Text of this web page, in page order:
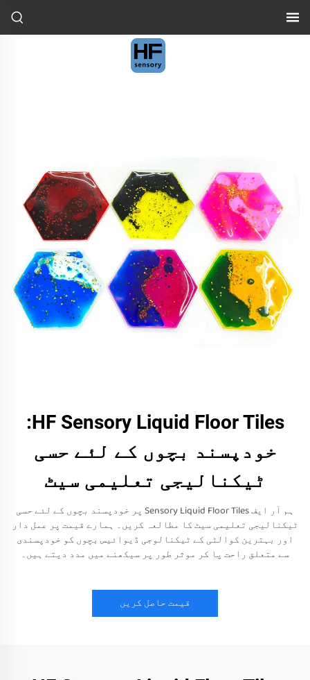
HF Sensory Liquid Floor Tiles:
خودپسند بچوں کے لئے حسی
ٹیکنالیجی تعلیمی سیٹ
ہم آر ایف Sensory Liquid Floor Tiles پر خودپسند بچوں کے لئے حسی
ٹیکنالیجی تعلیمی سیٹ کا مطالعہ کریں۔ ہمارے قیمت پر عمل دار
اور بہترین کوالٹی کے ٹیکنالوجی ڈیوائیس بچوں کو خودپسندی
سے متعلق راحت پا کر موثر طور پر سیکھنے میں مدد دیتے ہیں۔
قیمت حاصل کریں